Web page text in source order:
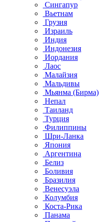
Сингапур
Вьетнам
Грузия
Израиль
Индия
Индонезия
Иордания
Лаос
Малайзия
Мальдивы
Мьянма (Бирма)
Непал
Таиланд
Турция
Филиппины
Шри-Ланка
Япония
Аргентина
Белиз
Боливия
Бразилия
Венесуэла
Колумбия
Коста-Рика
Панама